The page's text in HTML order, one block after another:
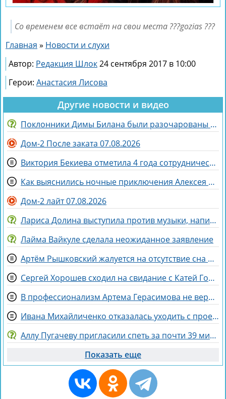
Со временем все встаёт на свои места ???gozias ???
Главная » Новости и слухи
Автор: Редакция Шлок24 сентября 2017 в 10:00
Герои: Анастасия Лисова
Другие новости и видео
Поклонники Димы Билана были разочарованы его последним концертом
Дом-2 После заката 07.08.2026
Виктория Бекиева отметила 4 года сотрудничества с Домом 2
Как выяснились ночные приключения Алексея Адеева, спасающего мир поэзией
Дом-2 лайт 07.08.2026
Лариса Долина выступила против музыки, написанной искусственным интеллектом
Лайма Вайкуле сделала неожиданное заявление
Артём Рышковский жалуется на отсутствие сна из-за Нади Ермаковой
Сергей Хорошев сходил на свидание с Катей Гориной
В профессионализм Артема Герасимова не верят зрители Дома 2
Ивана Михайличенко отказалась уходить с проекта за Алексеем Адеевым
Аллу Пугачеву пригласили спеть за почти 39 миллионов рублей
Показать еще